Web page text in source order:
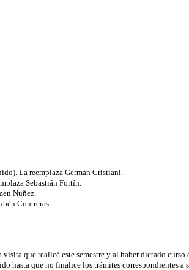
La reemplaza Germán Cristiani.
Sebastián Fortín.
Nuñez.
Contreras.
que realicé este semestre y al haber dictado
hasta que no finalice los trámites correspondientes